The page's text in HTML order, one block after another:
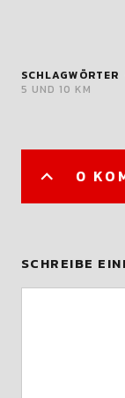
SCHLAGWÖRTER
5 UND 10 KM
0
SCHREIBE